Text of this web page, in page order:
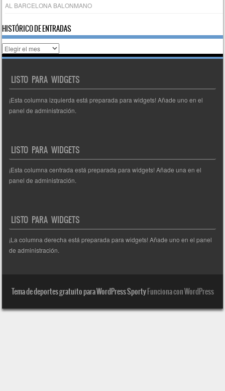
AL BARCELONA BALONMANO
HISTÓRICO DE ENTRADAS
Histórico
de
LISTO PARA WIDGETS
¡Esta columna izquierda está preparada para widgets! Añade uno en el
panel de administración.
LISTO PARA WIDGETS
¡Esta columna centrada está preparada para widgets! Añade una en el
panel de administración.
LISTO PARA WIDGETS
¡La columna derecha está preparada para widgets! Añade uno en el panel
de administración.
Tema de deportes gratuito para WordPress SportyFunciona con WordPress